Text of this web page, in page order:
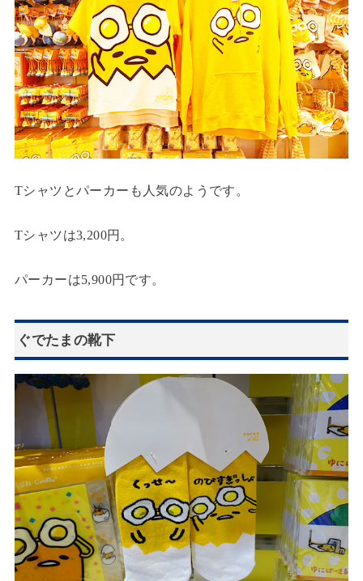
Tシャツとパーカーも人気のようです。
Tシャツは3,200円。
パーカーは5,900円です。
ぐでたまの靴下